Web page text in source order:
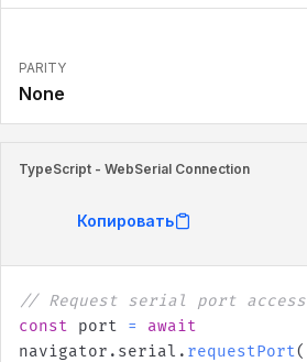
PARITY
None
TypeScript - WebSerial Connection
Копировать
// Request serial port access
const port =
await
navigator . serial . requestPort(